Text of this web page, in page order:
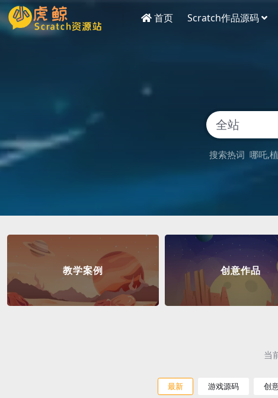
首页 Scratch作品源码
搜索热词 哪吒
教学案例 创意作品
当
最新 游戏源码 创